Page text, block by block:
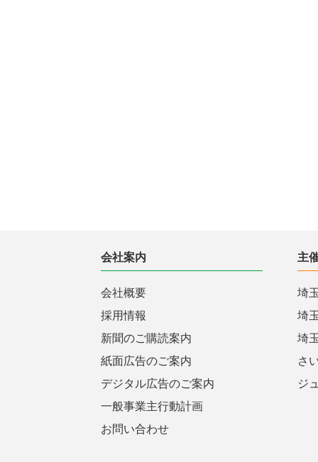
会社案内
会社概要
採用情報
新聞のご購読案内
紙面広告のご案内
デジタル広告のご案内
一般事業主行動計画
お問い合わせ
主
埼
埼
埼
さ
ジ